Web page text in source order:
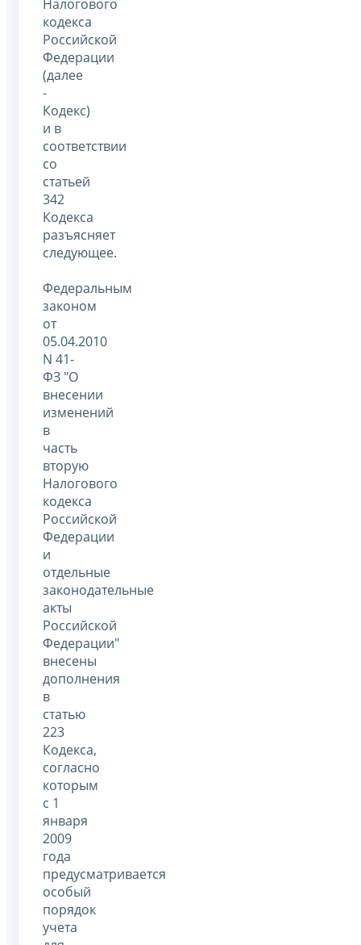
Налогового
кодекса
Российской
Федерации
(далее
-
Кодекс)
и в
соответствии
со
статьей
342
Кодекса
разъясняет
следующее.
Федеральным
законом
от
05.04.2010
N 41-
ФЗ "О
внесении
изменений
в
часть
вторую
Налогового
кодекса
Российской
Федерации
и
отдельные
законодательные
акты
Российской
Федерации"
внесены
дополнения
в
статью
223
Кодекса,
согласно
которым
с 1
января
2009
года
предусматривается
особый
порядок
учета